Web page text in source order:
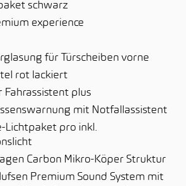
schwarz
experience
für Türscheiben vorne
rot lackiert
plus
mit Notfallassistent
Lichtpaket pro inkl.
Carbon Mikro-Köper Struktur
Premium Sound System mit